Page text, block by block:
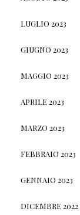
LUGLIO 2023
GIUGNO 2023
MAGGIO 2023
APRILE 2023
MARZO 2023
FEBBRAIO 2023
GENNAIO 2023
DICEMBRE 2022